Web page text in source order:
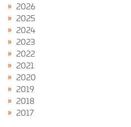
2026
2025
2024
2023
2022
2021
2020
2019
2018
2017